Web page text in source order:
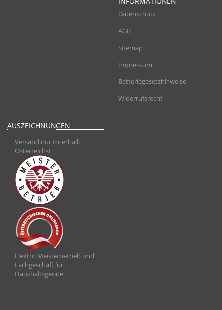
Datenschutz
AGB
Sitemap
Impressum
Batteriegesetzhinweise
Widerrufsrecht
AUSZEICHNUNGEN
Versand nur innerhalb
Österreichs!
Elektro Meisterbetrieb und
Fachgeschäft für
Haushaltsgeräte